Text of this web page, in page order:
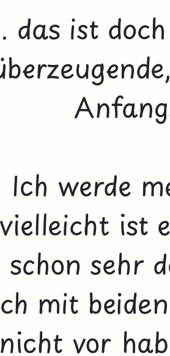
das ist
Ich werde
ist
schon sehr
mit
vor